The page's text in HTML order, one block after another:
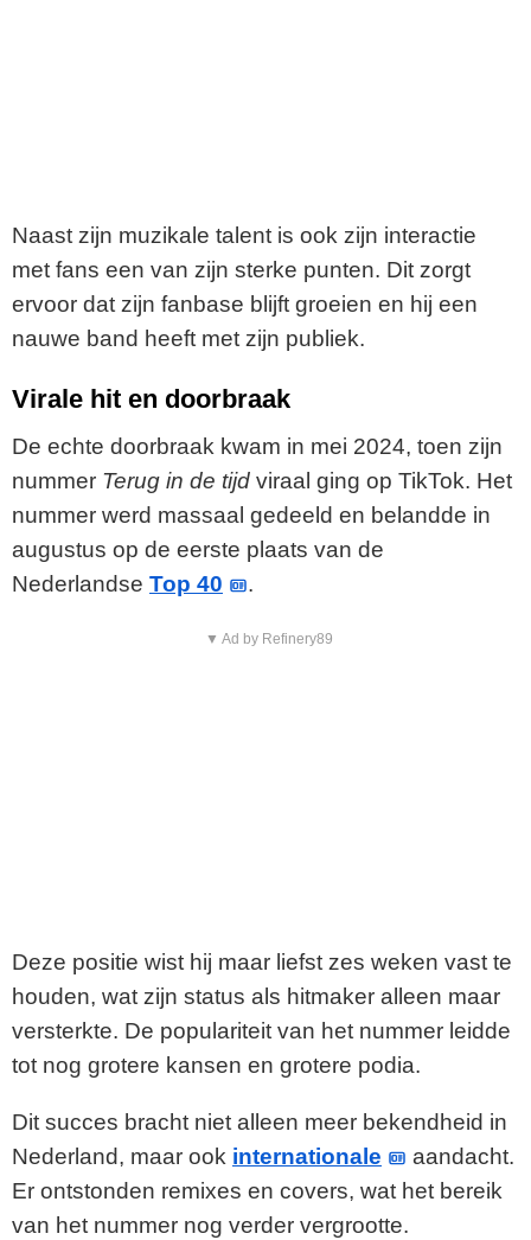
Naast zijn muzikale talent is ook zijn interactie
met fans een van zijn sterke punten. Dit zorgt
ervoor dat zijn fanbase blijft groeien en hij een
nauwe band heeft met zijn publiek.
Virale hit en doorbraak
De echte doorbraak kwam in mei 2024, toen zijn
nummer Terug in de tijd viraal ging op TikTok. Het
nummer werd massaal gedeeld en belandde in
augustus op de eerste plaats van de
Nederlandse Top 40 .
▼ Ad by Refinery89
Deze positie wist hij maar liefst zes weken vast te
houden, wat zijn status als hitmaker alleen maar
versterkte. De populariteit van het nummer leidde
tot nog grotere kansen en grotere podia.
Dit succes bracht niet alleen meer bekendheid in
Nederland, maar ook internationale
aandacht.
Er ontstonden remixes en covers, wat het bereik
van het nummer nog verder vergrootte.